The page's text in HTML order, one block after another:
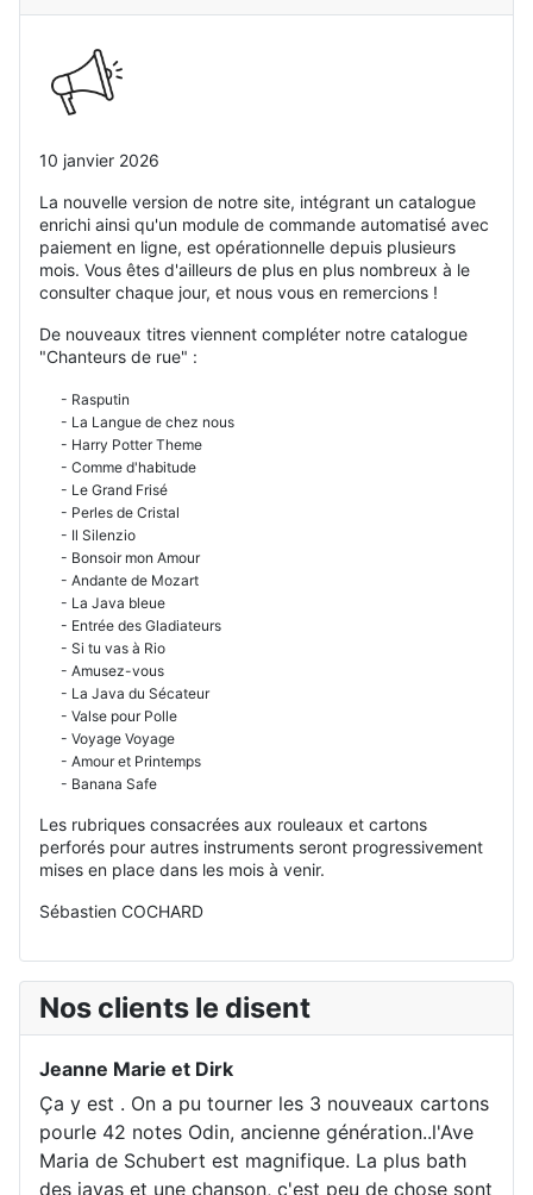
10 janvier 2026
La nouvelle version de notre site, intégrant un catalogue
enrichi ainsi qu'un module de commande automatisé avec
paiement en ligne, est opérationnelle depuis plusieurs
mois. Vous êtes d'ailleurs de plus en plus nombreux à le
consulter chaque jour, et nous vous en remercions !
De nouveaux titres viennent compléter notre catalogue
"Chanteurs de rue" :
- Rasputin
- La Langue de chez nous
- Harry Potter Theme
- Comme d'habitude
- Le Grand Frisé
- Perles de Cristal
- Il Silenzio
- Bonsoir mon Amour
- Andante de Mozart
- La Java bleue
- Entrée des Gladiateurs
- Si tu vas à Rio
- Amusez-vous
- La Java du Sécateur
- Valse pour Polle
- Voyage Voyage
- Amour et Printemps
- Banana Safe
Les rubriques consacrées aux rouleaux et cartons
perforés pour autres instruments seront progressivement
mises en place dans les mois à venir.
Sébastien COCHARD
Nos clients le disent
Jeanne Marie et Dirk
Ça y est . On a pu tourner les 3 nouveaux cartons
pourle 42 notes Odin, ancienne génération..l'Ave
Maria de Schubert est magnifique. La plus bath
des javas et une chanson, c'est peu de chose sont